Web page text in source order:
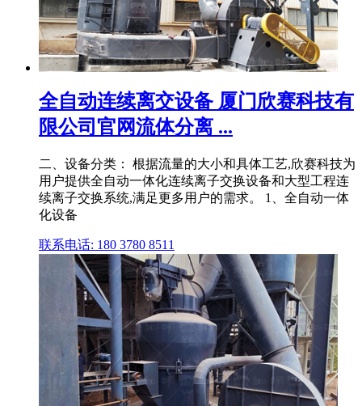
全自动连续离交设备 厦门欣赛科技有
限公司官网流体分离 ...
二、设备分类： 根据流量的大小和具体工艺,欣赛科技为
用户提供全自动一体化连续离子交换设备和大型工程连
续离子交换系统,满足更多用户的需求。 1、全自动一体
化设备
联系电话: 180 3780 8511